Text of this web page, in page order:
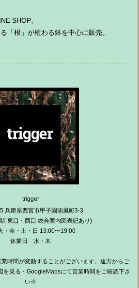
SHOP。
「根」が植わる鉢を中心に販売。
trigger
兵庫県西宮市甲子園浦風町3-3
東口・西口 総合案内図表記あり)
・金・土・日 13:00〜19:00
休業日 水・木
時間が変動することがございます。遠方からご
見る・GoogleMapsにて営業時間をご確認下さ
い※